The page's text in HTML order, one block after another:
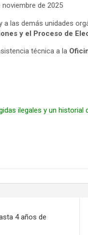
de 2025
las demás unidades
y el Proceso de
técnica a la
ilegales y un
4 años de